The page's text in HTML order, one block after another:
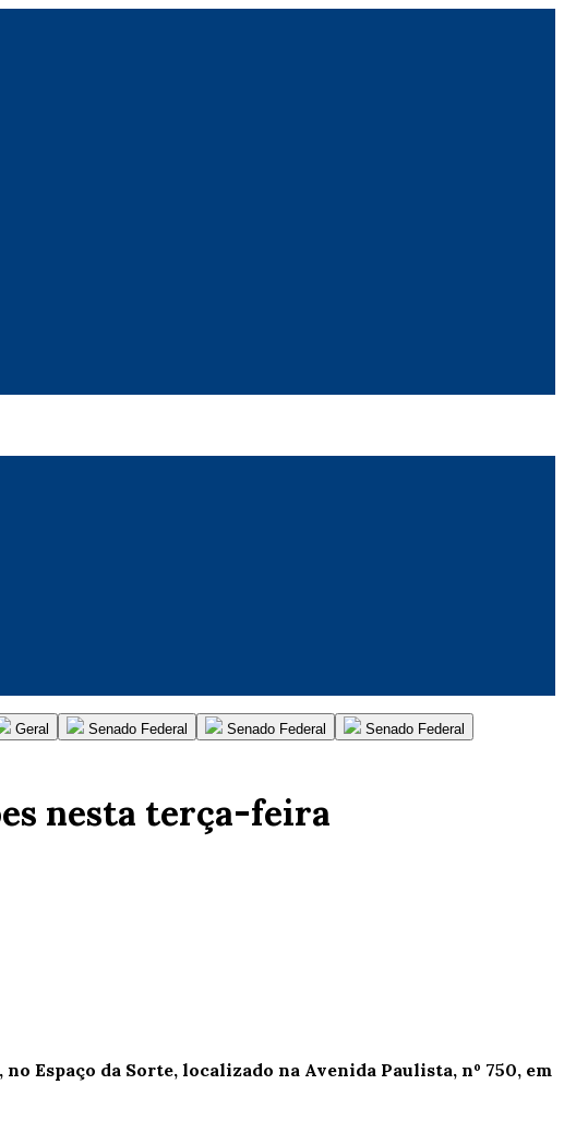
Geral Senado Federal Senado Federal
Senado Federal
nesta terça-feira
Espaço da Sorte, localizado na Avenida Paulista, nº 750, em